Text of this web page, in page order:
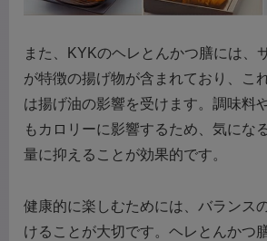
また、KYKのヘレとんかつ膳には、
が特徴の揚げ物が含まれており、こ
は揚げ油の影響を受けます。調味料
もカロリーに影響するため、気にな
量に抑えることが効果的です。
健康的に楽しむためには、バランス
けることが大切です。ヘレとんかつ